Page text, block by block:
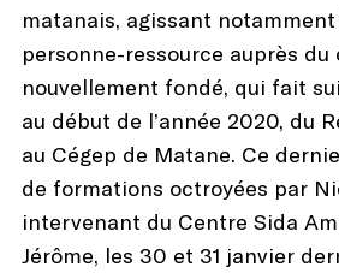
matanais, agissant
personne-ressource auprès du
nouvellement fondé, qui fait
au début de l’année 2020, du
au Cégep de Matane. Ce
de formations octroyées par
intervenant du Centre Sida
Jérôme, les 30 et 31 janvier